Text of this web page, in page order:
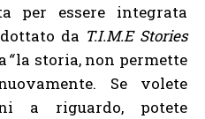
per essere integrata
da T.I.M.E Stories
“la storia, non permette
Se volete
a riguardo, potete